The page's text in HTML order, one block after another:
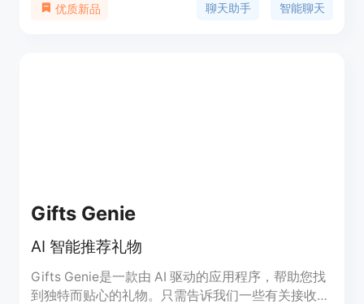
案和建议。ChatPromptGenius具有高度灵活性和可
优质新品 聊天助手 智能聊天
Gifts Genie
AI 智能推荐礼物
Gifts Genie是一款由 AI 驱动的应用程序，帮助您找
到独特而贴心的礼物。只需告诉我们一些有关接收者